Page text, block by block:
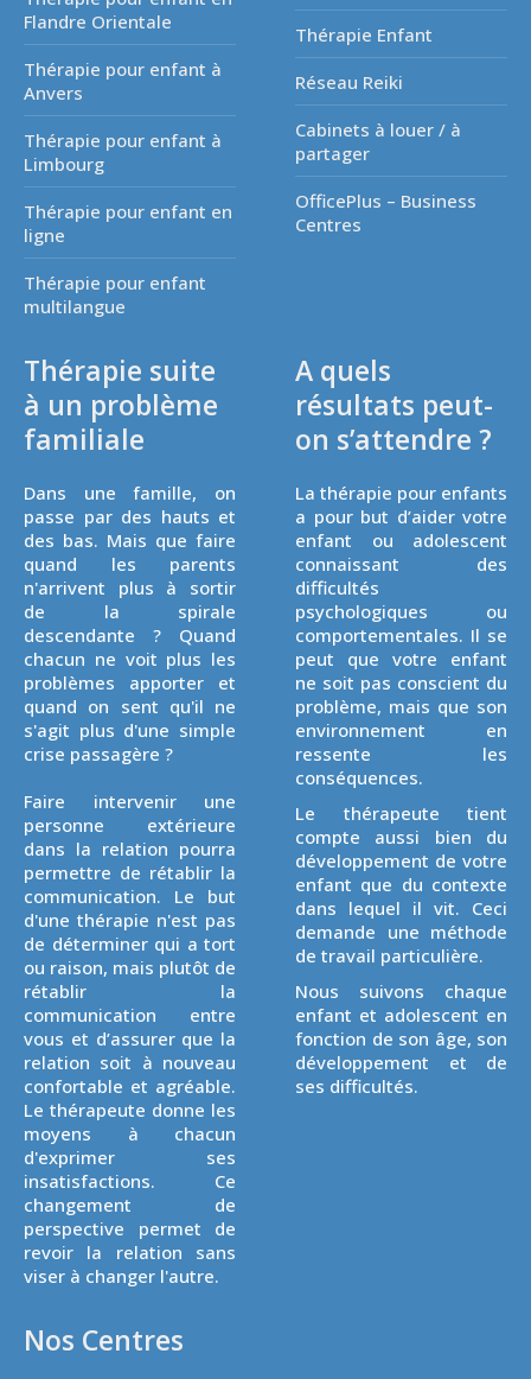
Flandre Orientale
Thérapie pour enfant à
Anvers
Thérapie pour enfant à
Limbourg
Thérapie pour enfant en
ligne
Thérapie pour enfant
multilangue
Thérapie Enfant
Réseau Reiki
Cabinets à louer / à
partager
OfficePlus – Business
Centres
Thérapie suite
à un problème
familiale
Dans une famille, on
passe par des hauts et
des bas. Mais que faire
quand les parents
n'arrivent plus à sortir
de la spirale
descendante ? Quand
chacun ne voit plus les
problèmes apporter et
quand on sent qu'il ne
s'agit plus d'une simple
crise passagère ?
Faire intervenir une
personne extérieure
dans la relation pourra
permettre de rétablir la
communication. Le but
d'une thérapie n'est pas
de déterminer qui a tort
ou raison, mais plutôt de
rétablir la
communication entre
vous et d’assurer que la
relation soit à nouveau
confortable et agréable.
Le thérapeute donne les
moyens à chacun
d'exprimer ses
insatisfactions. Ce
changement de
perspective permet de
revoir la relation sans
viser à changer l'autre.
A quels
résultats peut-
on s’attendre ?
La thérapie pour enfants
a pour but d’aider votre
enfant ou adolescent
connaissant des
difficultés
psychologiques ou
comportementales. Il se
peut que votre enfant
ne soit pas conscient du
problème, mais que son
environnement en
ressente les
conséquences.
Le thérapeute tient
compte aussi bien du
développement de votre
enfant que du contexte
dans lequel il vit. Ceci
demande une méthode
de travail particulière.
Nous suivons chaque
enfant et adolescent en
fonction de son âge, son
développement et de
ses difficultés.
Nos Centres